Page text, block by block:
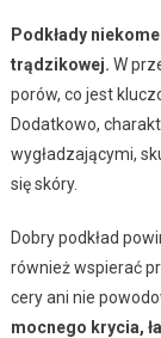
Podkłady
trądzikowej. W
porów, co jest
Dodatkowo,
wygładzającymi,
się skóry.
Dobry podkład
również wspierać
cery ani nie
mocnego krycia,